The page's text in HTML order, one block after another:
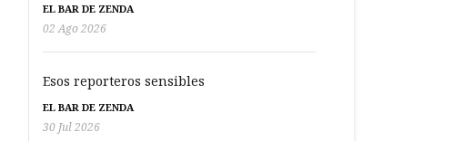
EL BAR DE ZENDA
02 Ago 2026
Esos reporteros sensibles
EL BAR DE ZENDA
30 Jul 2026